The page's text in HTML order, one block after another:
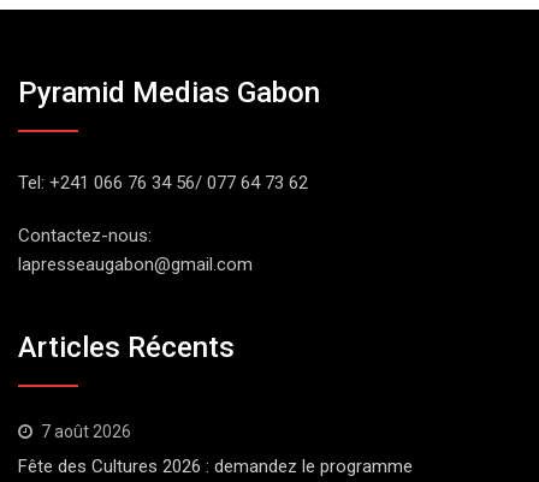
Pyramid Medias Gabon
Tel: +241 066 76 34 56/ 077 64 73 62
Contactez-nous:
lapresseaugabon@gmail.com
Articles Récents
7 août 2026
Fête des Cultures 2026 : demandez le programme